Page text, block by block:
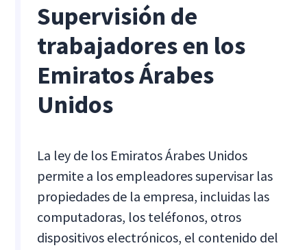
Supervisión de
trabajadores en los
Emiratos Árabes
Unidos
La ley de los Emiratos Árabes Unidos
permite a los empleadores supervisar las
propiedades de la empresa, incluidas las
computadoras, los teléfonos, otros
dispositivos electrónicos, el contenido del